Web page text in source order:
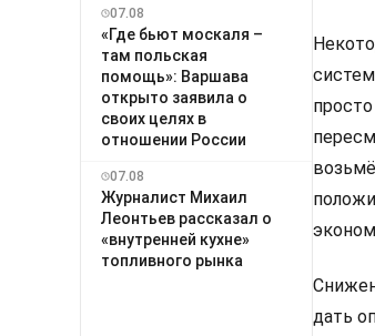
07.08
«Где бьют москаля –
там польская
помощь»: Варшава
открыто заявила о
своих целях в
отношении России
07.08
Журналист Михаил
Леонтьев рассказал о
«внутренней кухне»
топливного рынка
дать